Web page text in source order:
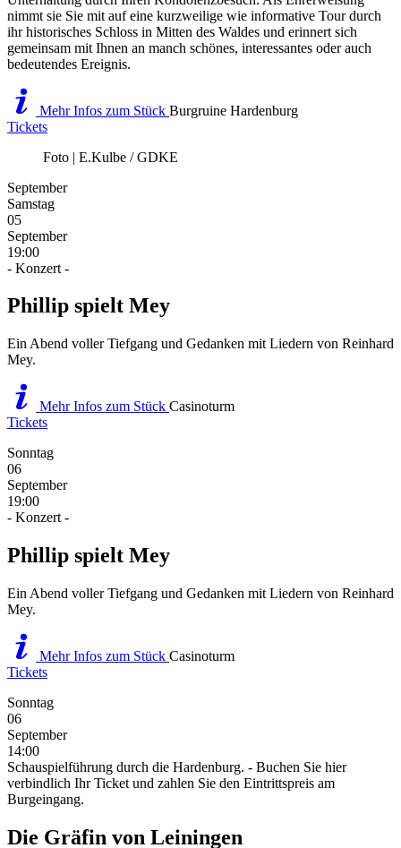
nimmt sie Sie mit auf eine kurzweilige wie informative Tour durch
ihr historisches Schloss in Mitten des Waldes und erinnert sich
gemeinsam mit Ihnen an manch schönes, interessantes oder auch
bedeutendes Ereignis.
Mehr Infos zum Stück Burgruine Hardenburg
Tickets
Foto | E.Kulbe / GDKE
September
Samstag
05
September
19:00
- Konzert -
Phillip spielt Mey
Ein Abend voller Tiefgang und Gedanken mit Liedern von Reinhard
Mey.
Mehr Infos zum Stück Casinoturm
Tickets
Sonntag
06
September
19:00
- Konzert -
Phillip spielt Mey
Ein Abend voller Tiefgang und Gedanken mit Liedern von Reinhard
Mey.
Mehr Infos zum Stück Casinoturm
Tickets
Sonntag
06
September
14:00
Schauspielführung durch die Hardenburg. - Buchen Sie hier
verbindlich Ihr Ticket und zahlen Sie den Eintrittspreis am
Burgeingang.
Die Gräfin von Leiningen